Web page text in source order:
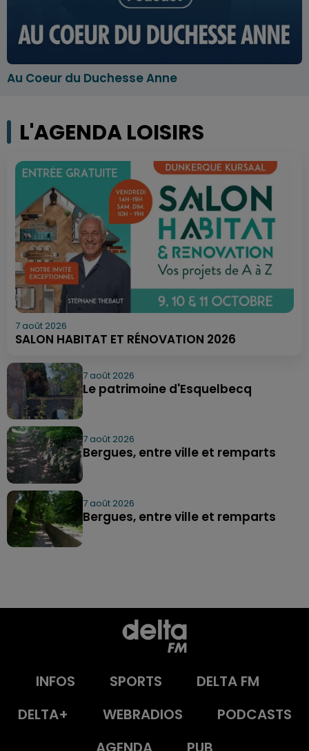
Au Coeur du Duchesse Anne
L'AGENDA LOISIRS
7 août 2026
SALON HABITAT ET RÉNOVATION 2026
7 août 2026
Le patrimoine d'Esquelbecq
7 août 2026
Bergues, entre ville et remparts
7 août 2026
Bergues, entre ville et remparts
INFOS SPORTS
DELTA FM
DELTA+
WEBRADIOS
PODCASTS